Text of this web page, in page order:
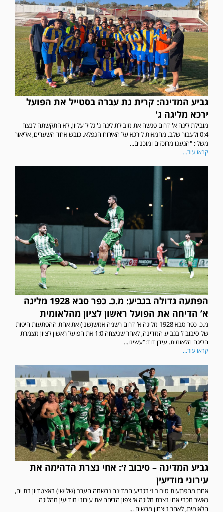
גביע המדינה: קרית גת עברה בסטייל את הפועל
ירכא מליגה ג'
מובילת ליגה א' דרום פגשה את מובילת ליגה ג' גליל עליון, לא התקשתה לנצח
0:4 ולעבור שלב. מחמאות לירכא על האירוח הנפלא. כובש אחד השערים, אליאור
משלי: "הגענו מרוכזים ומוכנים...
קראו עוד...
הפתעה גדולה בגביע: מ.כ. כפר סבא 1928 מליגה
א’ הדיחה את הפועל ראשון לציון מהלאומית
מ.כ. כפר סבא 1928 מליגה א’ דרום רשמה אמש(שני) את אחת ההפתעות היפות
של סיבוב ז’ בגביע המדינה, לאחר שניצחה 1:0 את הפועל ראשון לציון מצמרת
הליגה הלאומית. עידן דוד:"עשינו...
קראו עוד...
גביע המדינה – סיבוב ז׳: אחי נצרת הדהימה את
עירוני מודיעין
אחת מהפתעות סיבוב ז׳ בגביע המדינה נרשמה הערב (שלישי) באצטדיון בת ים,
כאשר מכבי אחי נצרת מליגה א׳ צפון הדיחה את עירוני מודיעין מהליגה
הלאומית, לאחר ניצחון מרשים ...